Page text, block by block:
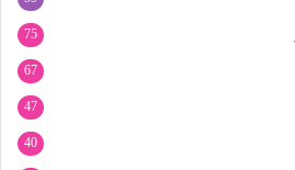
75
67
47
40